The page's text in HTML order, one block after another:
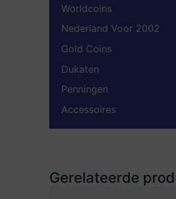
Worldcoins
Nederland Voor 2002
Gold Coins
Dukaten
Penningen
Accessoires
Gerelateerde